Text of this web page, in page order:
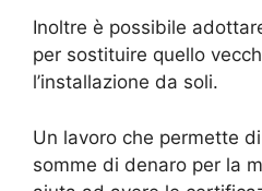
Inoltre è possibile
per sostituire quello
l’installazione da soli.
Un lavoro che permette
somme di denaro per la